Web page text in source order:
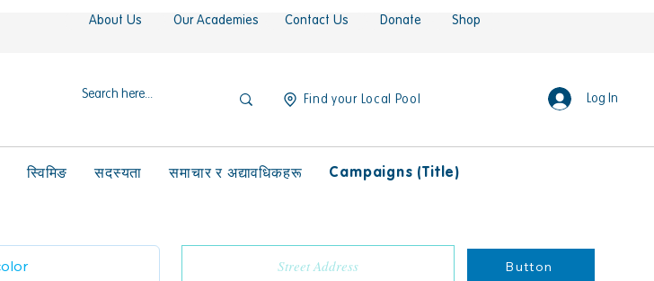
About Us Our Academies Contact Us Donate Shop
Find your Local Pool Log In
स्विमिङ सदस्यता समाचार र अद्यावधिकहरू Campaigns (Title)
Button